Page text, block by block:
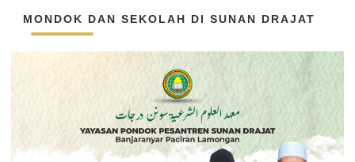
MONDOK DAN SEKOLAH DI SUNAN DRAJAT